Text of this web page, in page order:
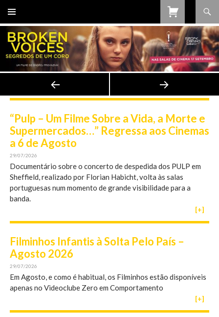
PARA
O
CONTEÚDO
“Pulp – Um Filme Sobre a Vida, a Morte e
Supermercados…” Regressa aos Cinemas
a 6 de Agosto
29/07/2026
Documentário sobre o concerto de despedida dos PULP em
Sheffield, realizado por Florian Habicht, volta às salas
portuguesas num momento de grande visibilidade para a
banda.
[+]
Filminhos Infantis à Solta Pelo País –
Agosto 2026
29/07/2026
Em Agosto, e como é habitual, os Filminhos estão disponíveis
apenas no Videoclube Zero em Comportamento
[+]